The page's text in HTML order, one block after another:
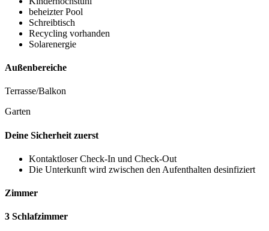
beheizter Pool
Schreibtisch
Recycling vorhanden
Solarenergie
Außenbereiche
Terrasse/Balkon
Garten
Deine Sicherheit zuerst
Kontaktloser Check-In und Check-Out
Die Unterkunft wird zwischen den Aufenthalten desinfiziert
Zimmer
3 Schlafzimmer